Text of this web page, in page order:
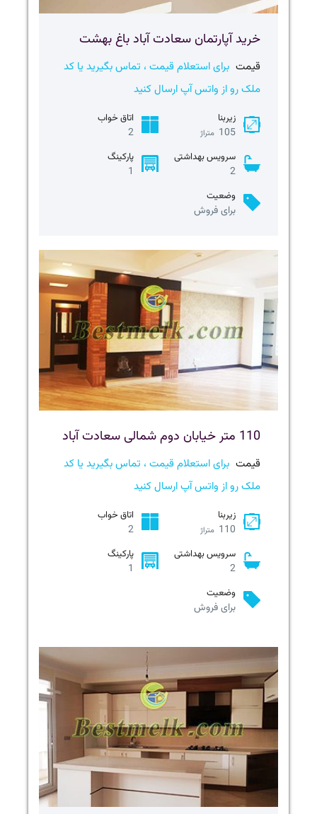
خرید آپارتمان سعادت آباد باغ بهشت
قیمت برای استعلام قیمت ، تماس بگیرید یا کد
ملک رو از واتس آپ ارسال کنید
زیربنا
105 متراژ
اتاق خواب
2
سرویس بهداشتی
2
پارکینگ
1
وضعیت
برای فروش
110 متر خیابان دوم شمالی سعادت آباد
قیمت برای استعلام قیمت ، تماس بگیرید یا کد
ملک رو از واتس آپ ارسال کنید
زیربنا
110 متراژ
اتاق خواب
2
سرویس بهداشتی
2
پارکینگ
1
وضعیت
برای فروش